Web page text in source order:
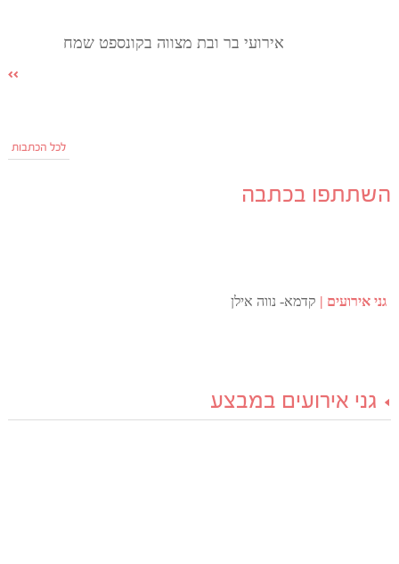
אירועי בר ובת מצווה בקונספט שמח
לכל הכתבות
השתתפו בכתבה
גני אירועים קדמא- נווה אילן
גני אירועים במבצע